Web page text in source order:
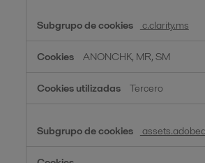
c.clarity.ms
ANONCHK, MR, SM
Tercero